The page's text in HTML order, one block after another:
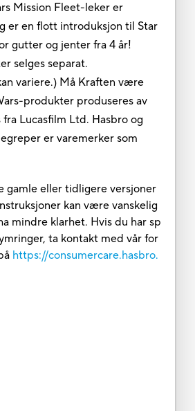
Mission Fleet-leker er
er en flott introduksjon til Star
gutter og jenter fra 4 år!
selges separat.
variere.) Må Kraften være
produkter produseres av
fra Lucasfilm Ltd. Hasbro og
er varemerker som
gamle eller tidligere versjoner
kan være vanskelig
mindre klarhet. Hvis du har sp
ta kontakt med vår for
https://consumercare.hasbro.